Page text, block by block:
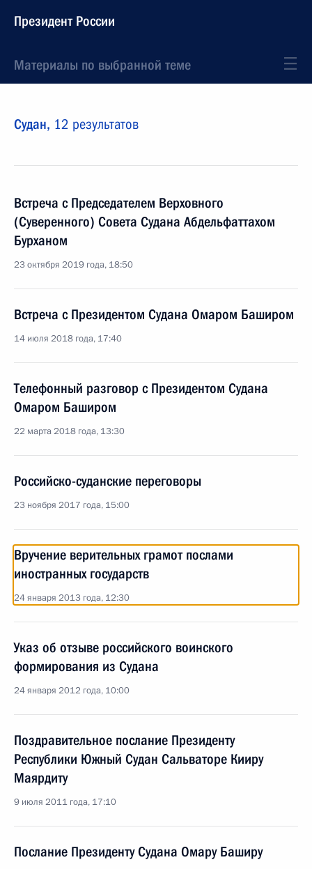
Президент России
Материалы по выбранной теме
Судан, 12 результатов
Встреча с Председателем Верховного
(Суверенного) Совета Судана Абдельфаттахом
Бурханом
23 октября 2019 года, 18:50
Встреча с Президентом Судана Омаром Баширом
14 июля 2018 года, 17:40
Телефонный разговор с Президентом Судана
Омаром Баширом
22 марта 2018 года, 13:30
Российско-суданские переговоры
23 ноября 2017 года, 15:00
Вручение верительных грамот послами
иностранных государств
24 января 2013 года, 12:30
Указ об отзыве российского воинского
формирования из Судана
24 января 2012 года, 10:00
Поздравительное послание Президенту
Республики Южный Судан Сальваторе Кииру
Маярдиту
9 июля 2011 года, 17:10
Послание Президенту Судана Омару Баширу